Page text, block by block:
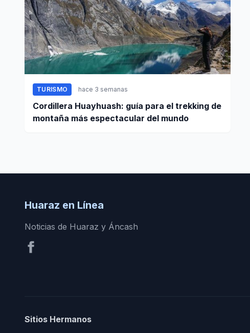
TURISMO hace 3 semanas
Cordillera Huayhuash: guía para el trekking de
montaña más espectacular del mundo
Huaraz en Línea
Noticias de Huaraz y Áncash
Sitios Hermanos